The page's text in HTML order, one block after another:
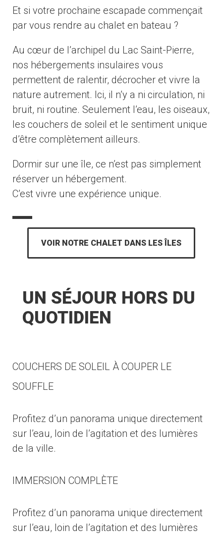
Et si votre prochaine escapade commençait
par vous rendre au chalet en bateau ?
Au cœur de l’archipel du Lac Saint-Pierre,
nos hébergements insulaires vous
permettent de ralentir, décrocher et vivre la
nature autrement. Ici, il n’y a ni circulation, ni
bruit, ni routine. Seulement l’eau, les oiseaux,
les couchers de soleil et le sentiment unique
d’être complètement ailleurs.
Dormir sur une île, ce n’est pas simplement
réserver un hébergement.
C’est vivre une expérience unique.
VOIR NOTRE CHALET DANS LES ÎLES
UN SÉJOUR HORS DU
QUOTIDIEN
COUCHERS DE SOLEIL À COUPER LE
SOUFFLE
Profitez d’un panorama unique directement
sur l’eau, loin de l’agitation et des lumières
de la ville.
IMMERSION COMPLÈTE
Profitez d’un panorama unique directement
sur l’eau, loin de l’agitation et des lumières